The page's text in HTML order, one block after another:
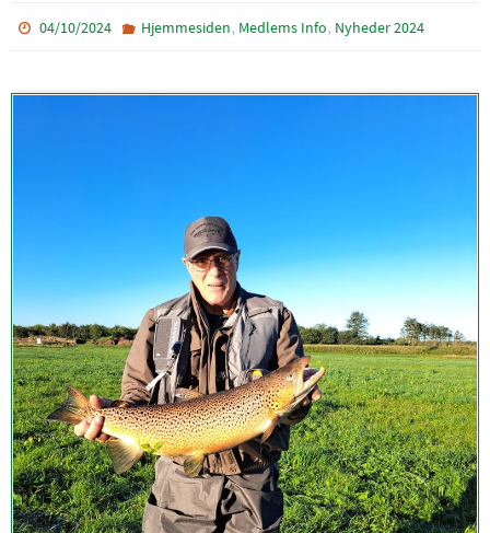
04/10/2024 Hjemmesiden, Medlems Info, Nyheder 2024